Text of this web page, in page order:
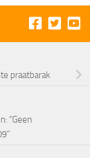
praatbarak
“Geen